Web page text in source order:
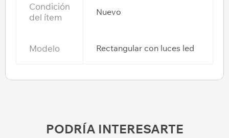
Condición
del ítem
Nuevo
Modelo Rectangular con luces led
PODRÍA INTERESARTE